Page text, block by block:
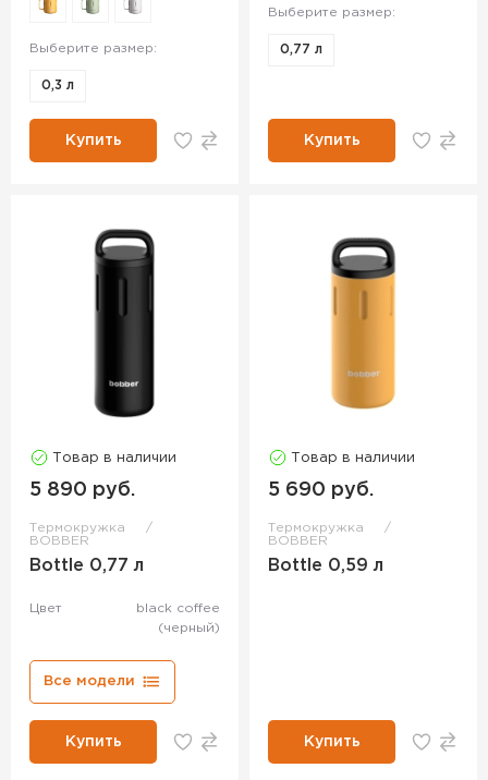
Выберите размер:
0,3 л
Купить
Выберите размер:
0,77 л
Купить
Товар в наличии
5 890 руб.
Термокружка
BOBBER
Bottle 0,77 л
Цвет
black coffee
(черный)
Все модели
Купить
Товар в наличии
5 690 руб.
Термокружка
BOBBER
Bottle 0,59 л
Купить